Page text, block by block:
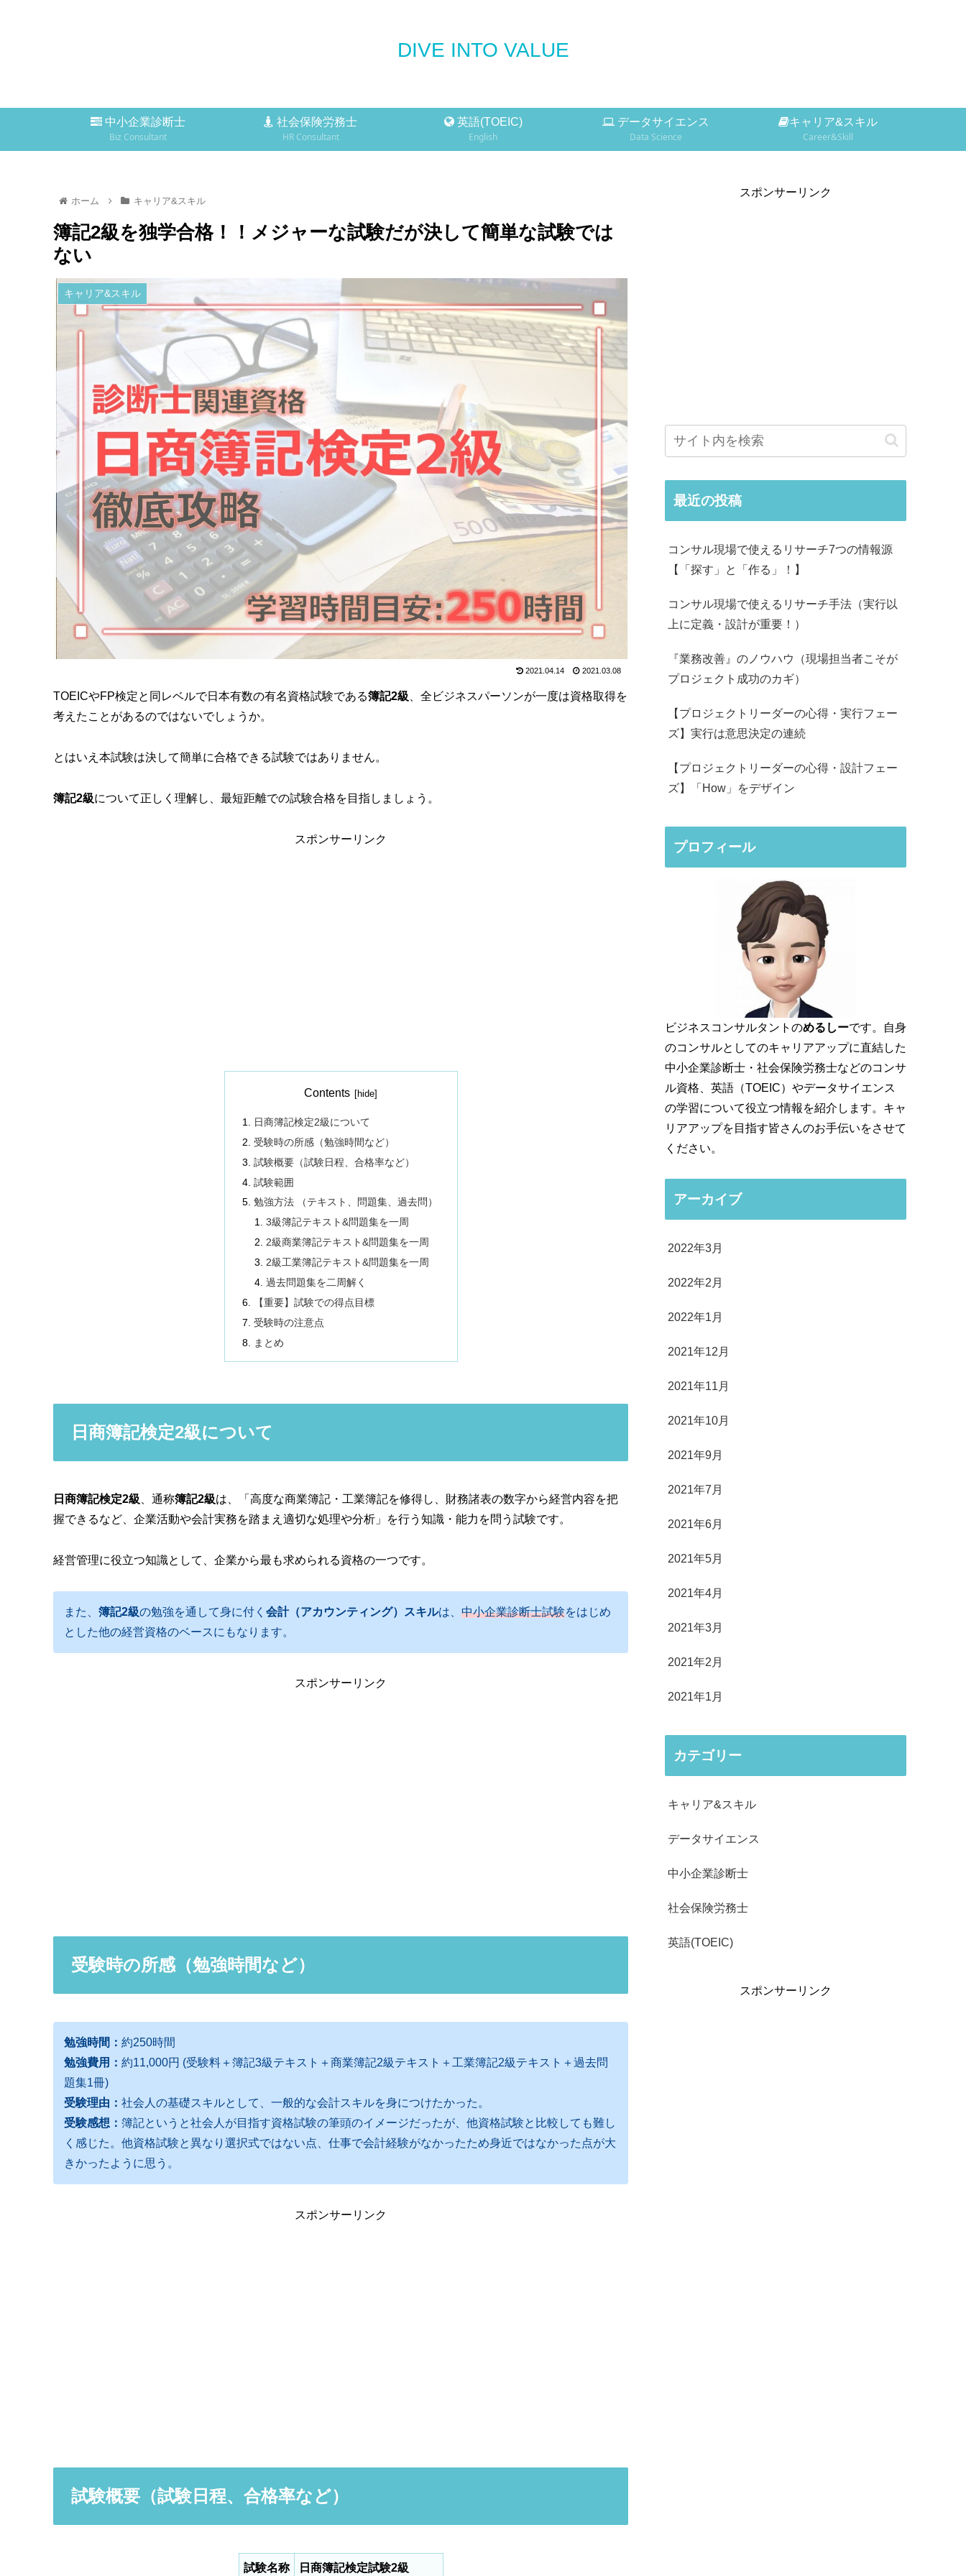
DIVE INTO VALUE
中小企業診断士
Biz Consultant
社会保険労務士
HR Consultant
英語(TOEIC)
English
データサイエンス
Data Science
キャリア&スキル
Career&Skill
ホーム キャリア&スキル
簿記2級を独学合格！！メジャーな試験だが決して簡単な試験では
ない
キャリア&スキル
2021.04.14 2021.03.08
TOEICやFP検定と同レベルで日本有数の有名資格試験である簿記2級 、全ビジネスパーソンが一度は資格取得を
考えたことがあるのではないでしょうか。
とはいえ本試験は決して簡単に合格できる試験ではありません。
簿記2級について正しく理解し、最短距離での試験合格を目指しましょう。
スポンサーリンク
Contents
日商簿記検定2級について
受験時の所感（勉強時間など）
試験概要（試験日程、合格率など）
試験範囲
勉強方法 （テキスト、問題集、過去問）
3級簿記テキスト&問題集を一周
2級商業簿記テキスト&問題集を一周
2級工業簿記テキスト&問題集を一周
過去問題集を二周解く
【重要】試験での得点目標
受験時の注意点
まとめ
日商簿記検定2級について
日商簿記検定2級 、通称簿記2級は、「高度な商業簿記・工業簿記を修得し、財務諸表の数字から経営内容を把
握できるなど、企業活動や会計実務を踏まえ適切な処理や分析」を行う知識・能力を問う試験です。
経営管理に役立つ知識として、企業から最も求められる資格の一つです。
また、 簿記2級の勉強を通して身に付く 会計（アカウンティング）スキルは、 中小企業診断士試験をはじめ
とした他の経営資格のベースにもなります。
スポンサーリンク
受験時の所感（勉強時間など）
勉強時間： 約250時間
勉強費用： 約11,000円 (受験料＋簿記3級テキスト＋商業簿記2級テキスト＋工業簿記2級テキスト＋過去問
題集1冊)
受験理由： 社会人の基礎スキルとして、一般的な会計スキルを身につけたかった。
受験感想： 簿記というと社会人が目指す資格試験の筆頭のイメージだったが、他資格試験と比較しても難し
く感じた。他資格試験と異なり選択式ではない点、仕事で会計経験がなかったため身近ではなかった点が大
きかったように思う。
スポンサーリンク
試験概要（試験日程、合格率など）
試験名称 日商簿記検定試験2級
スポンサーリンク
最近の投稿
コンサル現場で使えるリサーチ7つの情報源
【「探す」と「作る」！】
コンサル現場で使えるリサーチ手法（実行以
上に定義・設計が重要！）
『業務改善』のノウハウ（現場担当者こそが
プロジェクト成功のカギ）
【プロジェクトリーダーの心得・実行フェー
ズ】実行は意思決定の連続
【プロジェクトリーダーの心得・設計フェー
ズ】「How」をデザイン
プロフィール
ビジネスコンサルタントのめるしーです。自身
のコンサルとしてのキャリアアップに直結した
中小企業診断士・社会保険労務士などのコンサ
ル資格、英語（TOEIC）やデータサイエンス
の学習について役立つ情報を紹介します。キャ
リアアップを目指す皆さんのお手伝いをさせて
ください。
アーカイブ
2022年3月
2022年2月
2022年1月
2021年12月
2021年11月
2021年10月
2021年9月
2021年7月
2021年6月
2021年5月
2021年4月
2021年3月
2021年2月
2021年1月
カテゴリー
キャリア&スキル
データサイエンス
中小企業診断士
社会保険労務士
英語(TOEIC)
スポンサーリンク